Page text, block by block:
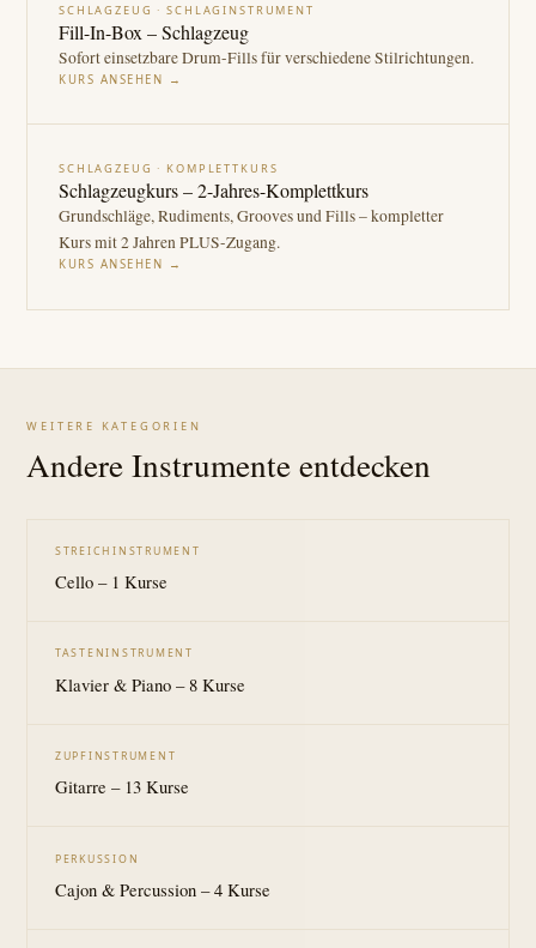
SCHLAGZEUG · SCHLAGINSTRUMENT
Fill-In-Box – Schlagzeug
Sofort einsetzbare Drum-Fills für verschiedene Stilrichtungen.
KURS ANSEHEN →
SCHLAGZEUG · KOMPLETTKURS
Schlagzeugkurs – 2-Jahres-Komplettkurs
Grundschläge, Rudiments, Grooves und Fills – kompletter
Kurs mit 2 Jahren PLUS-Zugang.
KURS ANSEHEN →
WEITERE KATEGORIEN
Andere Instrumente entdecken
STREICHINSTRUMENT
Cello – 1 Kurse
TASTENINSTRUMENT
Klavier & Piano – 8 Kurse
ZUPFINSTRUMENT
Gitarre – 13 Kurse
PERKUSSION
Cajon & Percussion – 4 Kurse